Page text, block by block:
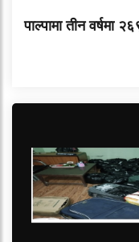
पाल्पामा तीन वर्षमा